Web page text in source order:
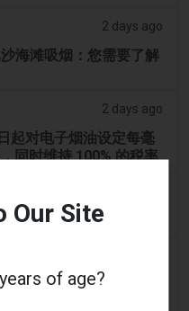
2 days ago
海滩吸烟：您需要了解
2 days ago
起对电子烟油设定每毫
同时维持 100% 的税率
产品税
店市场崛起，而电子烟
Our Site
of age?